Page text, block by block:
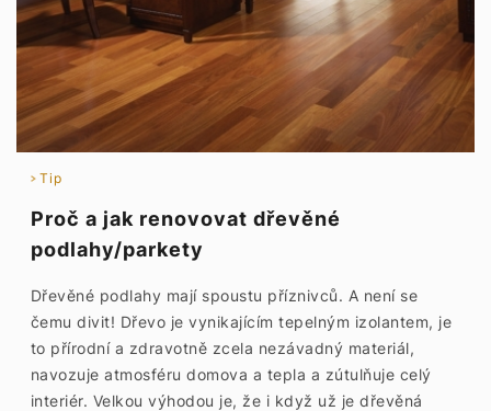
Tip
Proč a jak renovovat dřevěné
podlahy/parkety
Dřevěné podlahy mají spoustu příznivců. A není se
čemu divit! Dřevo je vynikajícím tepelným izolantem, je
to přírodní a zdravotně zcela nezávadný materiál,
navozuje atmosféru domova a tepla a zútulňuje celý
interiér. Velkou výhodou je, že i když už je dřevěná